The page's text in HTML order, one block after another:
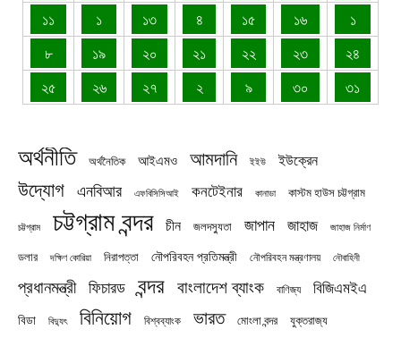
১১
১ ১৩ ৪ ১৫ ১৬
১
৮
১৯ ২০ ২১ ২২ ২৩
২৪
২৫
২৬ ২৭ ২ ৯ ৩০ ৩১
অর্থনীতি অর্থনৈতিক আইএমও আমদানি ইইউ ইউক্রেন
উদ্যোগ এনবিআর এফবিসিসিআই কনটেইনার কানাডা কাস্টম হাউস চট্টগ্রাম
চট্টগ্রাম চট্টগ্রাম বন্দর চীন জলদস্যুতা জাপান জাহাজ জাহাজ নির্মাণ
ডলার দক্ষিণ কোরিয়া নিরাপত্তা নৌপরিবহন প্রতিমন্ত্রী নৌপরিবহন মন্ত্রণালয় নৌবাহিনী
প্রধানমন্ত্রী ফিচারড বন্দর বাংলাদেশ ব্যাংক বাণিজ্য বিজিএমইএ
বিডা বিদ্যুৎ বিনিয়োগ বিশ্বব্যাংক ভারত মোংলা বন্দর যুক্তরাজ্য